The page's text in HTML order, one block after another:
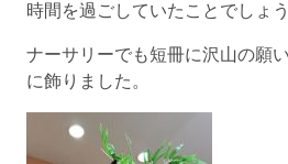
時間を過ごしていたことでしょう
ナーサリーでも短冊に沢山の願
に飾りました。